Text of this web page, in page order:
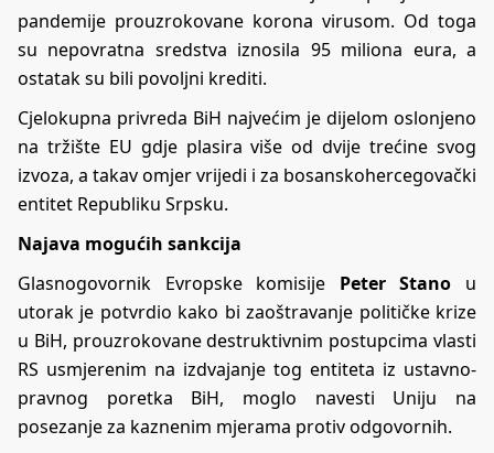
pandemije prouzrokovane korona virusom. Od toga
su nepovratna sredstva iznosila 95 miliona eura, a
ostatak su bili povoljni krediti.
Cjelokupna privreda BiH najvećim je dijelom oslonjeno
na tržište EU gdje plasira više od dvije trećine svog
izvoza, a takav omjer vrijedi i za bosanskohercegovački
entitet Republiku Srpsku.
Najava mogućih sankcija
Glasnogovornik Evropske komisije Peter Stano u
utorak je potvrdio kako bi zaoštravanje političke krize
u BiH, prouzrokovane destruktivnim postupcima vlasti
RS usmjerenim na izdvajanje tog entiteta iz ustavno-
pravnog poretka BiH, moglo navesti Uniju na
posezanje za kaznenim mjerama protiv odgovornih.